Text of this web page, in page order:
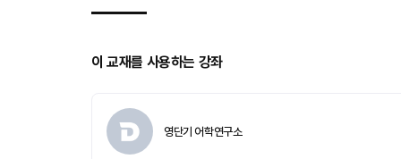
이 교재를 사용하는 강좌
영단기 어학연구소